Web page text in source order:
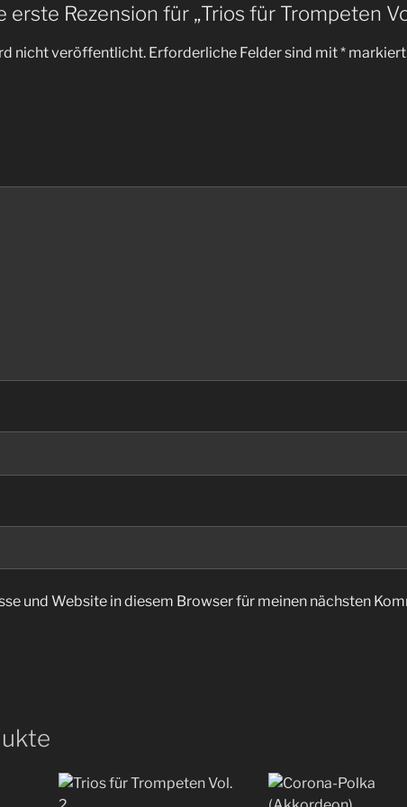
erste Rezension für „Trios für Trompeten
nicht veröffentlicht. Erforderliche Felder sind mit* markiert
und Website in diesem Browser für meinen nächsten